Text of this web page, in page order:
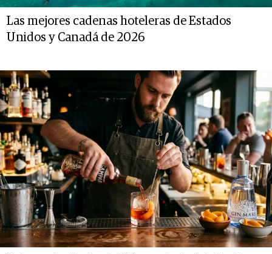
Las mejores cadenas hoteleras de Estados
Unidos y Canadá de 2026